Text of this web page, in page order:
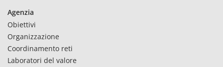
Agenzia
Obiettivi
Organizzazione
Coordinamento reti
Laboratori del valore